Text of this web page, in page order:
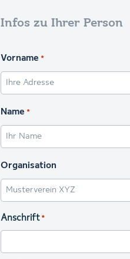
Infos zu Ihrer Person
Vorname *
Name *
Organisation
Anschrift *